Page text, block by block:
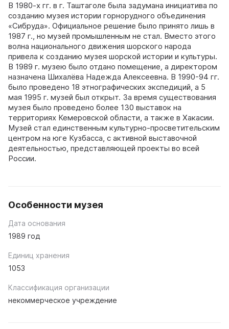
В 1980-х гг. в г. Таштаголе была задумана инициатива по
созданию музея истории горнорудного объединения
«Сибруда». Официальное решение было принято лишь в
1987 г., но музей промышленным не стал. Вместо этого
волна национального движения шорского народа
привела к созданию музея шорской истории и культуры.
В 1989 г. музею было отдано помещение, а директором
назначена Шихалёва Надежда Алексеевна. В 1990-94 гг.
было проведено 18 этнографических экспедиций, а 5
мая 1995 г. музей был открыт. За время существования
музея было проведено более 130 выставок на
территориях Кемеровской области, а также в Хакасии.
Музей стал единственным культурно-просветительским
центром на юге Кузбасса, с активной выставочной
деятельностью, представляющей проекты во всей
России.
Особенности музея
Дата основания
1989 год
Единиц хранения
1053
Классификация организации
некоммерческое учреждение